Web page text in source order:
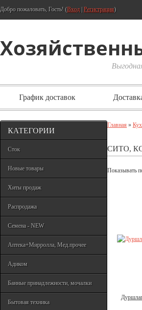
Добро пожаловать, Гость! (Вход Регистрация)
График доставок
КАТЕГОРИИ
Сток
Новые товары
Хиты продаж
Распродажа
Семена - NEW
Аптека+Мирролла, Мед.прочее
Адиком
Банные принадлежности, мочалки
Бытовая техника
Главная »
СИТО,
Показывать